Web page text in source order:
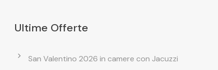
Ultime Offerte
San Valentino 2026 in camere con Jacuzzi